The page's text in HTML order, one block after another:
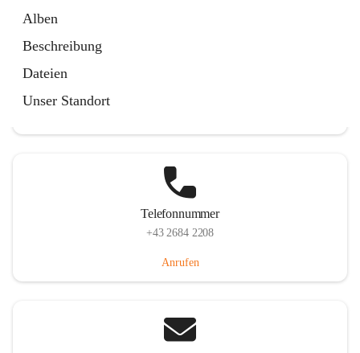
Alben
Beschreibung
Dateien
Unser Standort
Telefonnummer
+43 2684 2208
Anrufen